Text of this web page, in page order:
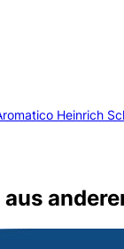
Heinrich